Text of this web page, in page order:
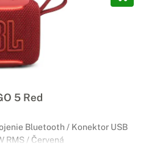
5 Red
Bluetooth / Konektor USB
RMS / Červená